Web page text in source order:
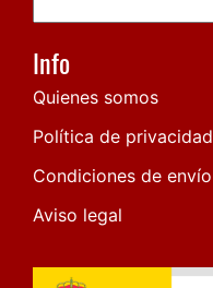
Info
Quienes somos
Política de privacidad
Condiciones de envío
Aviso legal